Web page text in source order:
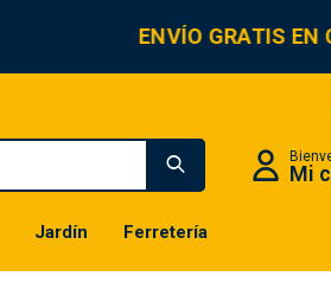
ENVÍO GRATIS EN
Jardín Ferretería